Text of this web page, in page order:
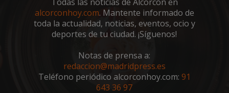
Todas las noticias de Alcorcón en
alcorconhoy.com. Mantente informado de
toda la actualidad, noticias, eventos, ocio y
deportes de tu ciudad. ¡Síguenos!
Notas de prensa a:
redaccion@madridpress.es
Teléfono periódico alcorconhoy.com: 91
643 36 97
Cookies no clasificadas
Cookies estrictamente necesarias